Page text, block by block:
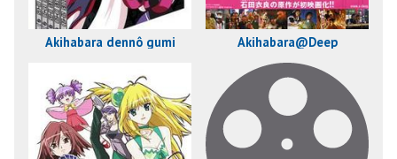
Akihabara dennô gumi Akihabara@Deep